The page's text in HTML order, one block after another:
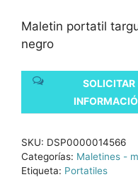
Maletin portatil
negro
SOLICITAR
SKU: DSP0000014566
Categorías: Maletines -
Etiqueta: Portatiles